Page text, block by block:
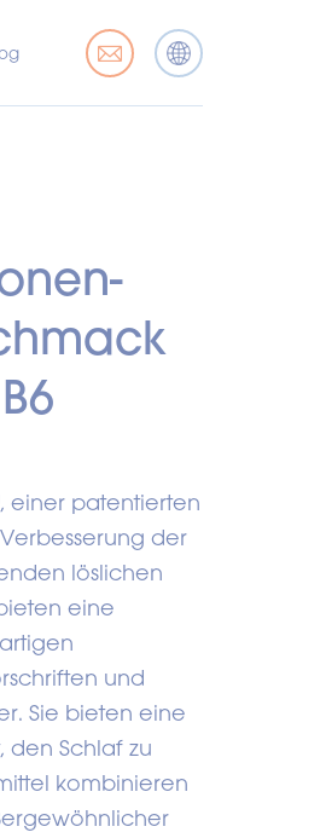
einer patentierten
der
löslichen
eine
und
Sie bieten eine
Schlaf zu
kombinieren